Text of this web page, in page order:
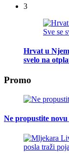
3
Hrvat u
svelo na
Promo
Ne propustite novu